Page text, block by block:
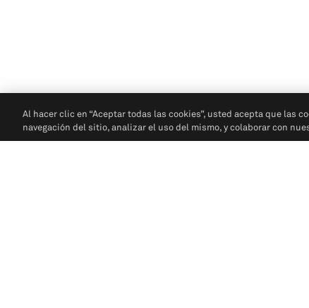
Al hacer clic en “Aceptar todas las cookies”, usted acepta que las
navegación del sitio, analizar el uso del mismo, y colaborar con